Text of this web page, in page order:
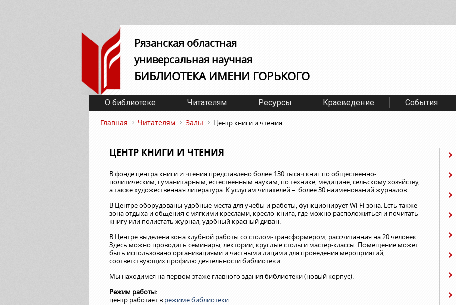
Рязанская областная
универсальная научная
БИБЛИОТЕКА ИМЕНИ ГОРЬКОГО
О библиотеке Читателям Ресурсы Краеведение События
Главная Читателям Залы Центр книги и чтения
ЦЕНТР КНИГИ И ЧТЕНИЯ
В фонде центра книги и чтения представлено более 130 тысяч книг по общественно-
политическим, гуманитарным, естественным наукам, по технике, медицине, сельскому хозяйству,
а также художественная литература. К услугам читателей – более 30 наименований журналов.
В Центре оборудованы удобные места для учебы и работы, функционирует Wi-Fi зона. Есть также
зона отдыха и общения с мягкими креслами; кресло-книга, где можно расположиться и почитать
книгу или полистать журнал; удобный красный диван.
В Центре выделена зона клубной работы со столом-трансформером, рассчитанная на 20 человек.
Здесь можно проводить семинары, лектории, круглые столы и мастер-классы. Помещение может
быть использовано организациями и частными лицами для проведения мероприятий,
соответствующих профилю деятельности библиотеки.
Мы находимся на первом этаже главного здания библиотеки (новый корпус).
Режим работы:
центр работает в режиме библиотеки